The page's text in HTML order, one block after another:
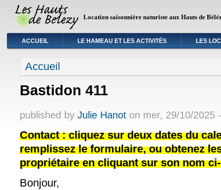
Location saisonnière naturiste aux Hauts de
ACCUEIL LE HAMEAU ET LES ACTIVITÉS LES
Vous êtes ici
Accueil
Bastidon 411
published by Julie Hanot on mer, 29/10/2025
Contact : cliquez sur deux dates du
remplissez le formulaire, ou obtenez
propriétaire en cliquant sur son nom
Bonjour,